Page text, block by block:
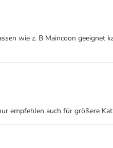
wie z. B Maincoon
empfehlen auch für größere